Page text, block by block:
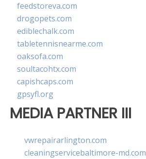
feedstoreva.com
drogopets.com
ediblechalk.com
tabletennisnearme.com
oaksofa.com
soultacohtx.com
capishcaps.com
gpsyfl.org
MEDIA PARTNER III
vwrepairarlington.com
cleaningservicebaltimore-md.com